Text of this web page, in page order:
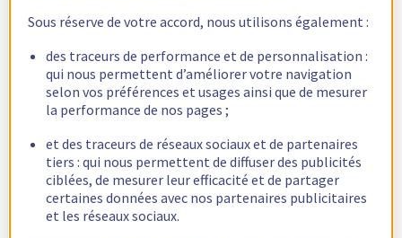
Sous réserve de votre accord, nous utilisons également :
des traceurs de performance et de personnalisation :
qui nous permettent d’améliorer votre navigation
selon vos préférences et usages ainsi que de mesurer
la performance de nos pages ;
et des traceurs de réseaux sociaux et de partenaires
tiers : qui nous permettent de diffuser des publicités
ciblées, de mesurer leur efficacité et de partager
certaines données avec nos partenaires publicitaires
et les réseaux sociaux.